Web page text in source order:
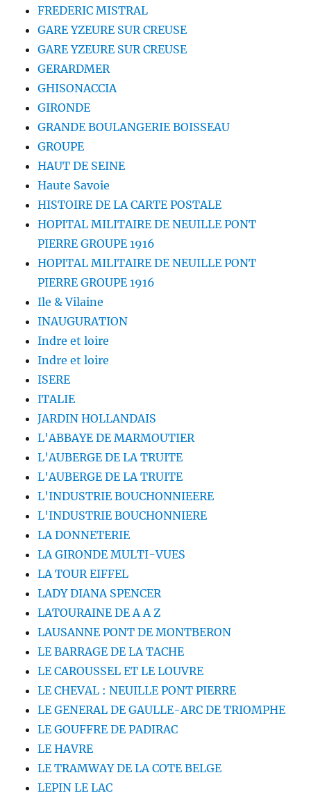
FREDERIC MISTRAL
GARE YZEURE SUR CREUSE
GARE YZEURE SUR CREUSE
GERARDMER
GHISONACCIA
GIRONDE
GRANDE BOULANGERIE BOISSEAU
GROUPE
HAUT DE SEINE
Haute Savoie
HISTOIRE DE LA CARTE POSTALE
HOPITAL MILITAIRE DE NEUILLE PONT
PIERRE GROUPE 1916
HOPITAL MILITAIRE DE NEUILLE PONT
PIERRE GROUPE 1916
Ile & Vilaine
INAUGURATION
Indre et loire
Indre et loire
ISERE
ITALIE
JARDIN HOLLANDAIS
L'ABBAYE DE MARMOUTIER
L'AUBERGE DE LA TRUITE
L'AUBERGE DE LA TRUITE
L'INDUSTRIE BOUCHONNIEERE
L'INDUSTRIE BOUCHONNIERE
LA DONNETERIE
LA GIRONDE MULTI-VUES
LA TOUR EIFFEL
LADY DIANA SPENCER
LATOURAINE DE A A Z
LAUSANNE PONT DE MONTBERON
LE BARRAGE DE LA TACHE
LE CAROUSSEL ET LE LOUVRE
LE CHEVAL : NEUILLE PONT PIERRE
LE GENERAL DE GAULLE-ARC DE TRIOMPHE
LE GOUFFRE DE PADIRAC
LE HAVRE
LE TRAMWAY DE LA COTE BELGE
LEPIN LE LAC